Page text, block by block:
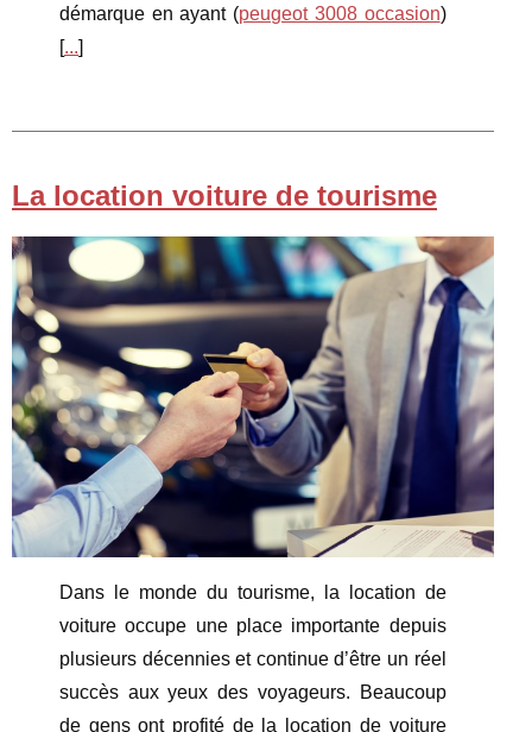
démarque en ayant (peugeot 3008 occasion)
[...]
La location voiture de tourisme
Dans le monde du tourisme, la location de
voiture occupe une place importante depuis
plusieurs décennies et continue d’être un réel
succès aux yeux des voyageurs. Beaucoup
de gens ont profité de la location de voiture